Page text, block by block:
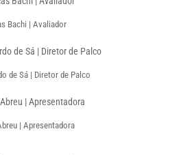
Bachi | Avaliador
de Sá | Diretor de Palco
| Apresentadora